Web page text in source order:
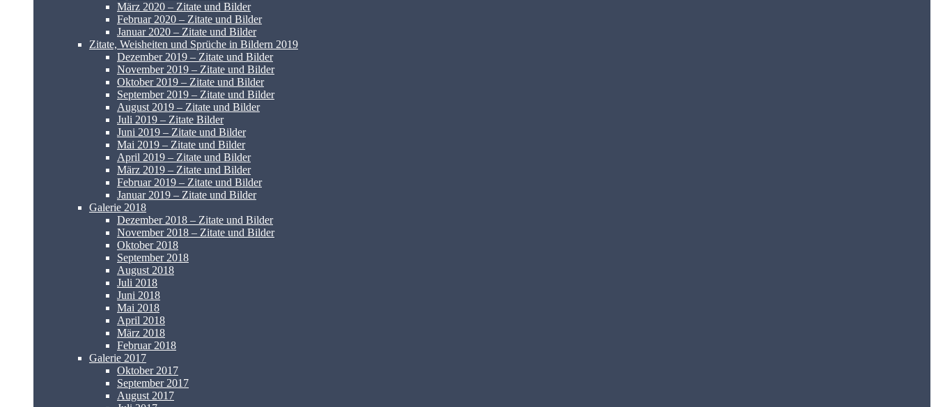
März 2020 – Zitate und Bilder
Februar 2020 – Zitate und Bilder
Januar 2020 – Zitate und Bilder
Zitate, Weisheiten und Sprüche in Bildern 2019
Dezember 2019 – Zitate und Bilder
November 2019 – Zitate und Bilder
Oktober 2019 – Zitate und Bilder
September 2019 – Zitate und Bilder
August 2019 – Zitate und Bilder
Juli 2019 – Zitate Bilder
Juni 2019 – Zitate und Bilder
Mai 2019 – Zitate und Bilder
April 2019 – Zitate und Bilder
März 2019 – Zitate und Bilder
Februar 2019 – Zitate und Bilder
Januar 2019 – Zitate und Bilder
Galerie 2018
Dezember 2018 – Zitate und Bilder
November 2018 – Zitate und Bilder
Oktober 2018
September 2018
August 2018
Juli 2018
Juni 2018
Mai 2018
April 2018
März 2018
Februar 2018
Galerie 2017
Oktober 2017
September 2017
August 2017